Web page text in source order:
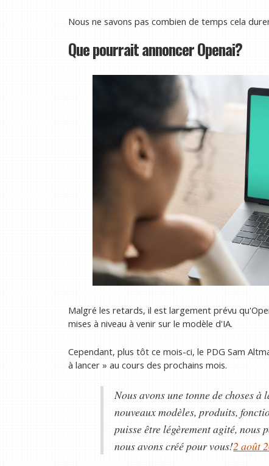
Nous ne savons pas combien de temps cela
Que pourrait annoncer Openai?
Malgré les retards, il est largement prévu
mises à niveau à venir sur le modèle d'IA.
Cependant, plus tôt ce mois-ci, le PDG Sam
à lancer » au cours des prochains mois.
Nous avons une tonne de choses
nouveaux modèles, produits,
puisse être légèrement agité, nous
nous avons créé pour vous!2 août